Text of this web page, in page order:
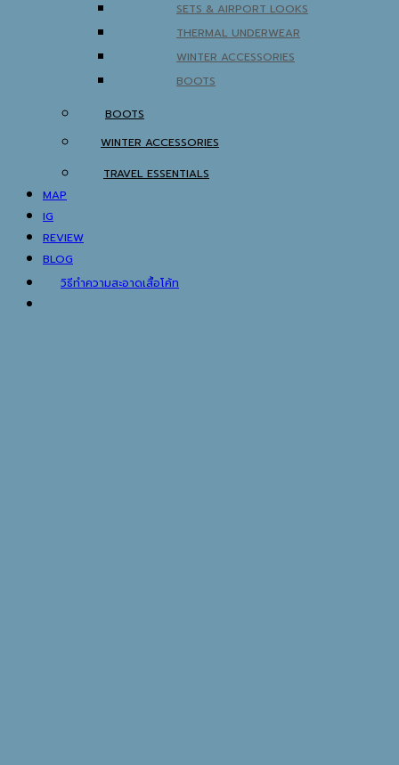
SETS & AIRPORT LOOKS
THERMAL UNDERWEAR
WINTER ACCESSORIES
BOOTS
BOOTS
WINTER ACCESSORIES
TRAVEL ESSENTIALS
MAP
IG
REVIEW
BLOG
วิธีทำความสะอาดเสื้อโค้ท